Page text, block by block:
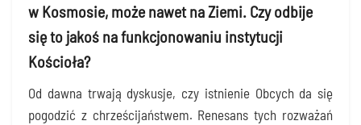
w Kosmosie, może nawet na Ziemi. Czy odbije
się to jakoś na funkcjonowaniu instytucji
Kościoła?
Od daw­na trwa­ją dys­ku­sje, czy ist­nie­nie Obcych da się
pogo­dzić z chrze­ści­jań­stwem. Rene­sans tych roz­wa­żań